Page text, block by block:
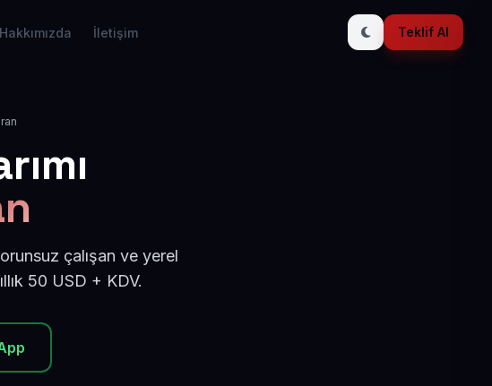
Hakkımızda İletişim Teklif Al
çalışan ve yerel
50 USD + KDV.